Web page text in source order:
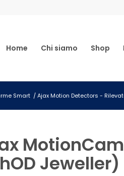
Home Chi siamo Shop
Smart / Ajax Motion Detectors -